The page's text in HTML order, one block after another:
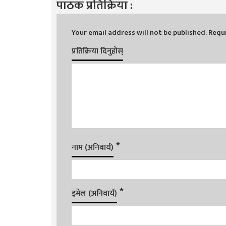
पाठक प्रतिक्रिया :
Your email address will not be published.
प्रतिक्रिया दिनुहोस्
नाम (अनिवार्य) *
इमेल (अनिवार्य) *